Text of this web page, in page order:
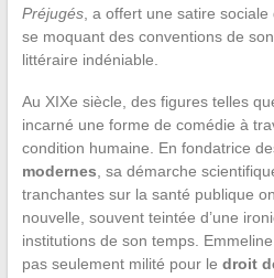
Préjugés, a offert une satire sociale
se moquant des conventions de
littéraire indéniable.
Au XIXe siècle, des figures telles
incarné une forme de comédie à
condition humaine. En fondatrice
modernes , sa démarche
tranchantes sur la santé publique
nouvelle, souvent teintée d’une
institutions de son temps.
pas seulement milité pour le droit